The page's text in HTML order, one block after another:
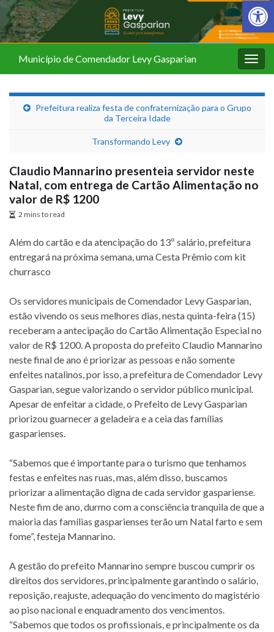
Barra de
Município de Comendador Levy Gasparian
Prefeitura realiza festa de confraternização para o Grupo
da Terceira Idade
Transformando Levy
Claudio Mannarino presenteia servidor neste
Natal, com entrega de Cartão Alimentação no
valor de R$ 1200
2 mins to read
Além do cartão e da atencipação do 13º salário, prefeitura
entregará na próxima semana, uma Cesta Prêmio com kit
churrasco
Os servidores municipais de Comendador Levy Gasparian,
estão vivendo os seus melhores dias, nesta quinta-feira (15)
receberam a antecipação do Cartão Alimentação Especial no
valor de R$ 1200. A proposta do prefeito Claudio Mannarino
neste final de ano é priorizar as pessoas e não somente
enfeites natalinos, por isso, a prefeitura de Comendador Levy
Gasparian, segue valorizando o servidor público municipal.
Apesar de enfeitar a cidade, o Prefeito de Levy Gasparian
priorizou guarnecer a geladeira e a ceia das famílias
gasparienses.
“Sabemos que é importante para o turismo que tenhamos
festas e enfeites nas ruas, mas, além disso, buscamos
priorizar a alimentação digna de cada servidor gaspariense.
Neste fim de ano, durmo com a consciência tranquila de que a
maioria das famílias gasparienses terão um Natal farto e sem
fome”, festeja Mannarino.
A gestão do prefeito Mannarino sempre buscou cumprir os
direitos dos servidores, principalmente garantindo o salário,
reposição, reajuste, adequação do vencimento do magistério
ao piso nacional e enquadramento dos vencimentos.
“Sabemos que todos os profissionais, e principalmente os da